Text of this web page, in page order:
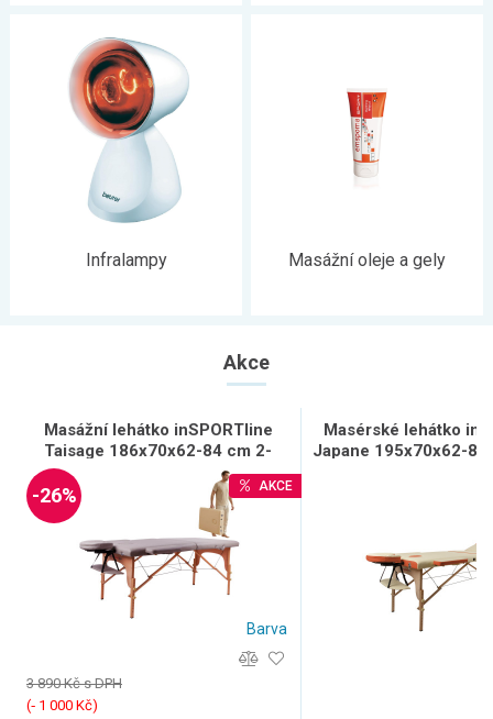
Infralampy Masážní oleje a gely
Akce
Masážní lehátko inSPORTline
Taisage 186x70x62-84 cm 2-
AKCE
-26%
Barva
3 890 Kč s DPH
(‐ 1 000 Kč)
Masérské lehátko
Japane 195x70x62-